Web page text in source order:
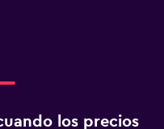
los precios